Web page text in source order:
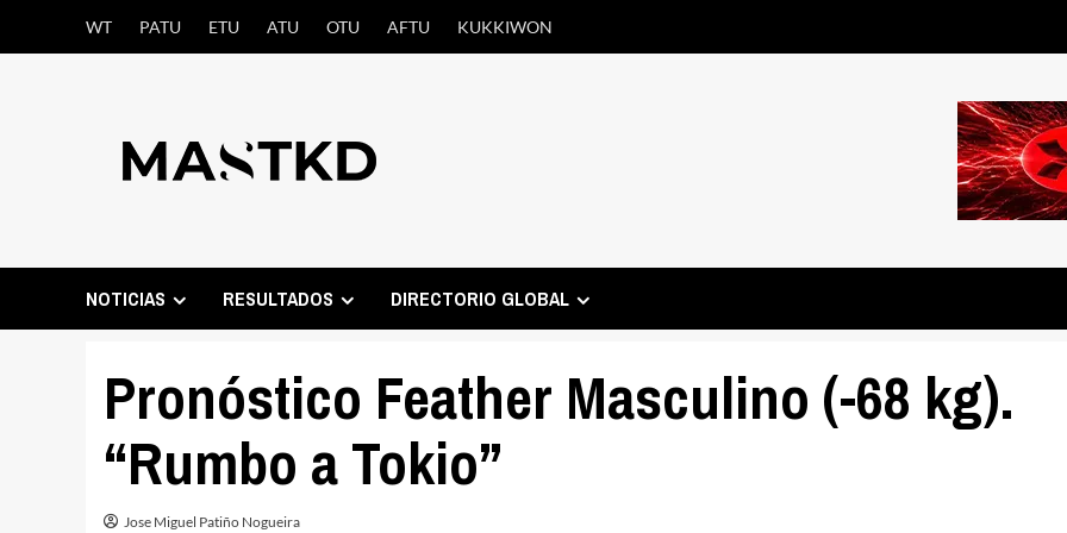
WT PATU ETU ATU OTU AFTU KUKKIWON
NOTICIAS RESULTADOS DIRECTORIO GLOBAL
Pronóstico Feather Masculino (-68 kg).
“Rumbo a Tokio”
Jose Miguel Patiño Nogueira